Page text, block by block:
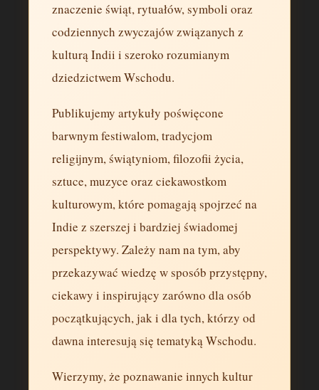
znaczenie świąt, rytuałów, symboli oraz
codziennych zwyczajów związanych z
kulturą Indii i szeroko rozumianym
dziedzictwem Wschodu.
Publikujemy artykuły poświęcone
barwnym festiwalom, tradycjom
religijnym, świątyniom, filozofii życia,
sztuce, muzyce oraz ciekawostkom
kulturowym, które pomagają spojrzeć na
Indie z szerszej i bardziej świadomej
perspektywy. Zależy nam na tym, aby
przekazywać wiedzę w sposób przystępny,
ciekawy i inspirujący zarówno dla osób
początkujących, jak i dla tych, którzy od
dawna interesują się tematyką Wschodu.
Wierzymy, że poznawanie innych kultur